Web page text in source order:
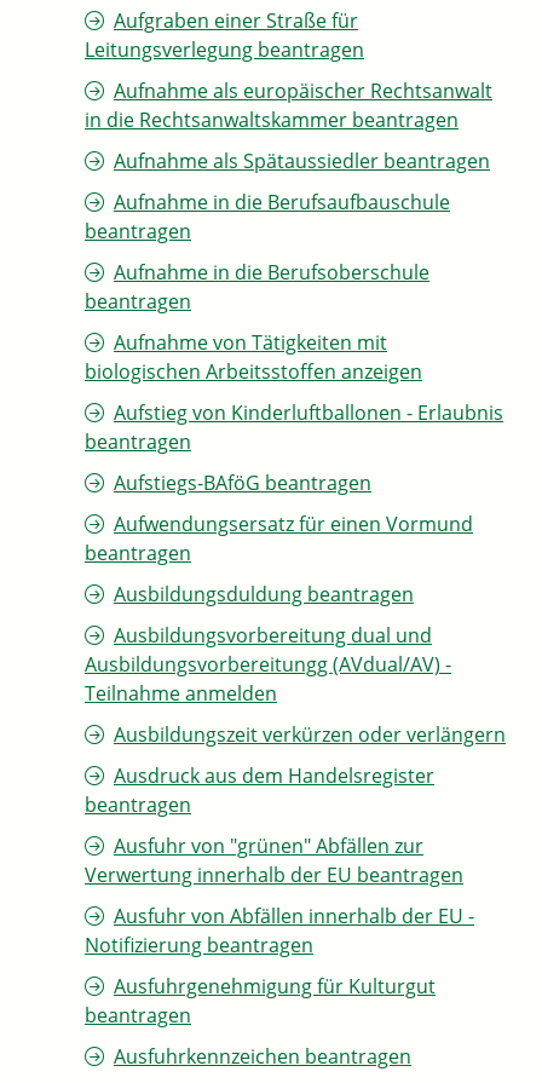
Aufgraben einer Straße für
Leitungsverlegung beantragen
Aufnahme als europäischer Rechtsanwalt
in die Rechtsanwaltskammer beantragen
Aufnahme als Spätaussiedler beantragen
Aufnahme in die Berufsaufbauschule
beantragen
Aufnahme in die Berufsoberschule
beantragen
Aufnahme von Tätigkeiten mit
biologischen Arbeitsstoffen anzeigen
Aufstieg von Kinderluftballonen - Erlaubnis
beantragen
Aufstiegs-BAföG beantragen
Aufwendungsersatz für einen Vormund
beantragen
Ausbildungsduldung beantragen
Ausbildungsvorbereitung dual und
Ausbildungsvorbereitungg (AVdual/AV) -
Teilnahme anmelden
Ausbildungszeit verkürzen oder verlängern
Ausdruck aus dem Handelsregister
beantragen
Ausfuhr von "grünen" Abfällen zur
Verwertung innerhalb der EU beantragen
Ausfuhr von Abfällen innerhalb der EU -
Notifizierung beantragen
Ausfuhrgenehmigung für Kulturgut
beantragen
Ausfuhrkennzeichen beantragen